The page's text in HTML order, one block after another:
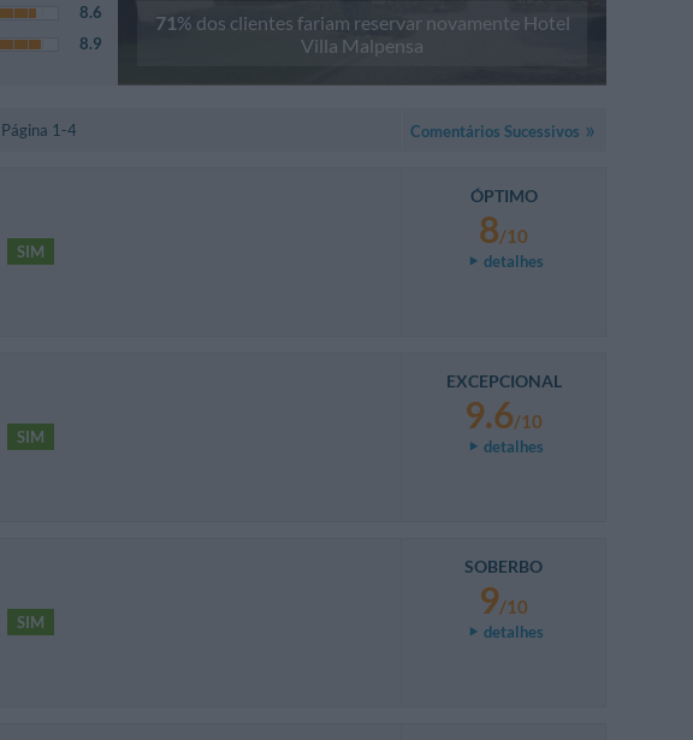
8.6
8.9
71% dos clientes fariam reservar novamente Hotel
Villa Malpensa
Página 1-4 Comentários Sucessivos
SIM
ÓPTIMO
8/10
detalhes
SIM
EXCEPCIONAL
9.6/10
detalhes
SIM
SOBERBO
9/10
detalhes